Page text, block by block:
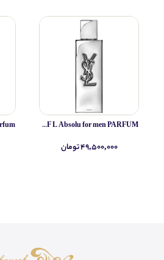
Yves Saint Laurent MYSLF L Absolu for men PARFUM
۴۹,۵۰۰,۰۰۰ تومان